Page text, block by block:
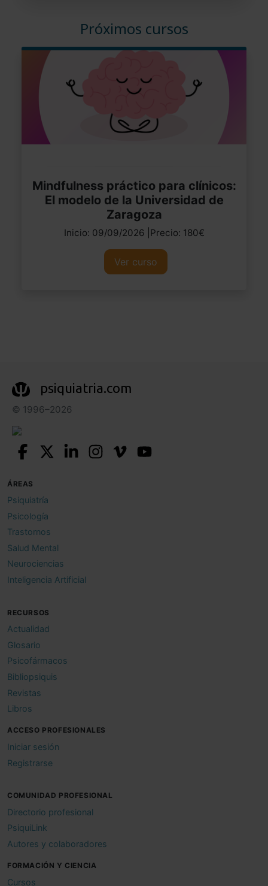
Próximos cursos
Mindfulness práctico para clínicos:
El modelo de la Universidad de
Zaragoza
Inicio: 09/09/2026 |Precio: 180€
Ver curso
psiquiatria.com
© 1996–2026
ÁREAS
Psiquiatría
Psicología
Trastornos
Salud Mental
Neurociencias
Inteligencia Artificial
RECURSOS
Actualidad
Glosario
Psicofármacos
Bibliopsiquis
Revistas
Libros
ACCESO PROFESIONALES
Iniciar sesión
Registrarse
COMUNIDAD PROFESIONAL
Directorio profesional
PsiquiLink
Autores y colaboradores
FORMACIÓN Y CIENCIA
Cursos